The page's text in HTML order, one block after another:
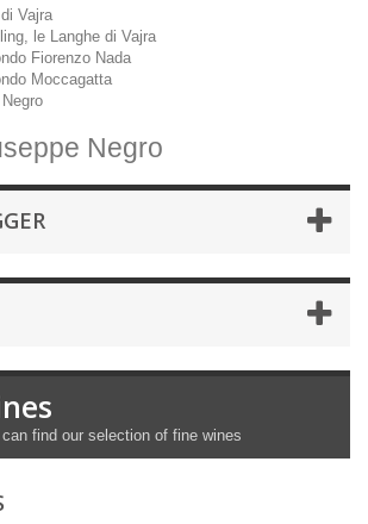
Negro
find our selection of fine wines